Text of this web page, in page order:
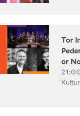
Tor
or